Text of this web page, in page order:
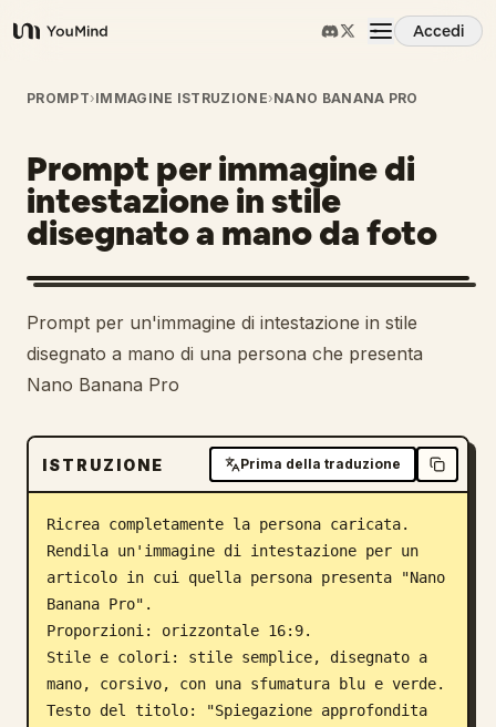
YouMind
Accedi
Panoramica
Casi d'uso
Abilità
Prompt
Prezzi
Scarica
Blog
Aggiornamenti
PROMPT›IMMAGINE ISTRUZIONE›NANO BANANA PRO
Prompt per immagine di
intestazione in stile
disegnato a mano da foto
Prompt per un'immagine di intestazione in stile
disegnato a mano di una persona che presenta
Nano Banana Pro
ISTRUZIONE Prima della traduzione
Ricrea completamente la persona caricata.
Rendila un'immagine di intestazione per un
articolo in cui quella persona presenta "Nano
Banana Pro".
Proporzioni: orizzontale 16:9.
Stile e colori: stile semplice, disegnato a
mano, corsivo, con una sfumatura blu e verde.
Testo del titolo: "Spiegazione approfondita